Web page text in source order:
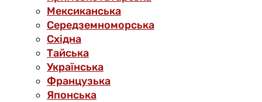
Мексиканська
Середземноморська
Східна
Тайська
Українська
Французька
Японська